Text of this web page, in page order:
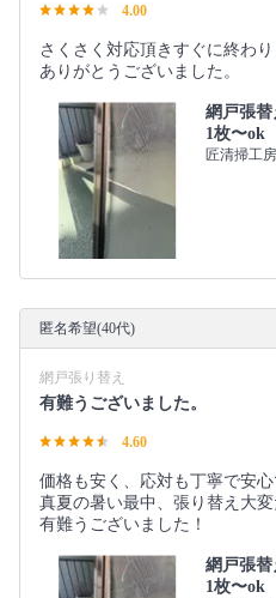
4.00
さくさく対応頂きすぐに終わり
ありがとうございました。
網戸張替
1枚〜ok
匠清掃工房
匿名希望(40代)
網戸張り替え
有難うございました。
4.60
価格も安く、応対も丁寧で安心
真夏の暑い最中、張り替え大変
有難うございました！
網戸張替
1枚〜ok